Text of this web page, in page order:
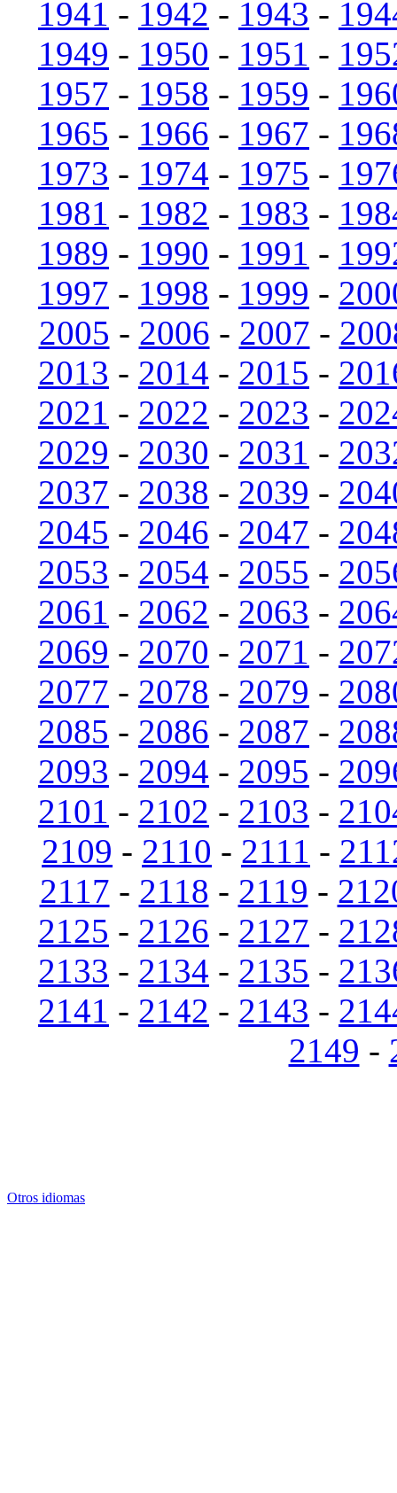
1941 - 1942 - 1943 -
1949 - 1950 - 1951 -
1957 - 1958 - 1959 -
1965 - 1966 - 1967 -
1973 - 1974 - 1975 -
1981 - 1982 - 1983 -
1989 - 1990 - 1991 -
1997 - 1998 - 1999 -
2005 - 2006 - 2007 -
2013 - 2014 - 2015 -
2021 - 2022 - 2023 -
2029 - 2030 - 2031 -
2037 - 2038 - 2039 -
2045 - 2046 - 2047 -
2053 - 2054 - 2055 -
2061 - 2062 - 2063 -
2069 - 2070 - 2071 -
2077 - 2078 - 2079 -
2085 - 2086 - 2087 -
2093 - 2094 - 2095 -
2101 - 2102 - 2103 -
2109 - 2110 - 2111 -
2117 - 2118 - 2119 -
2125 - 2126 - 2127 -
2133 - 2134 - 2135 -
2141 - 2142 - 2143 -
2149 -
Otros idiomas